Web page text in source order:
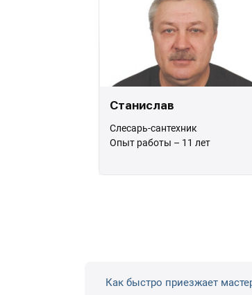
Станислав
Слесарь-сантехник
Опыт работы – 11 лет
Как быстро приезжает